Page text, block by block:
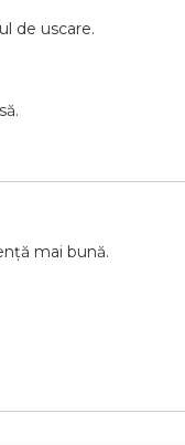
de uscare.
mai bună.